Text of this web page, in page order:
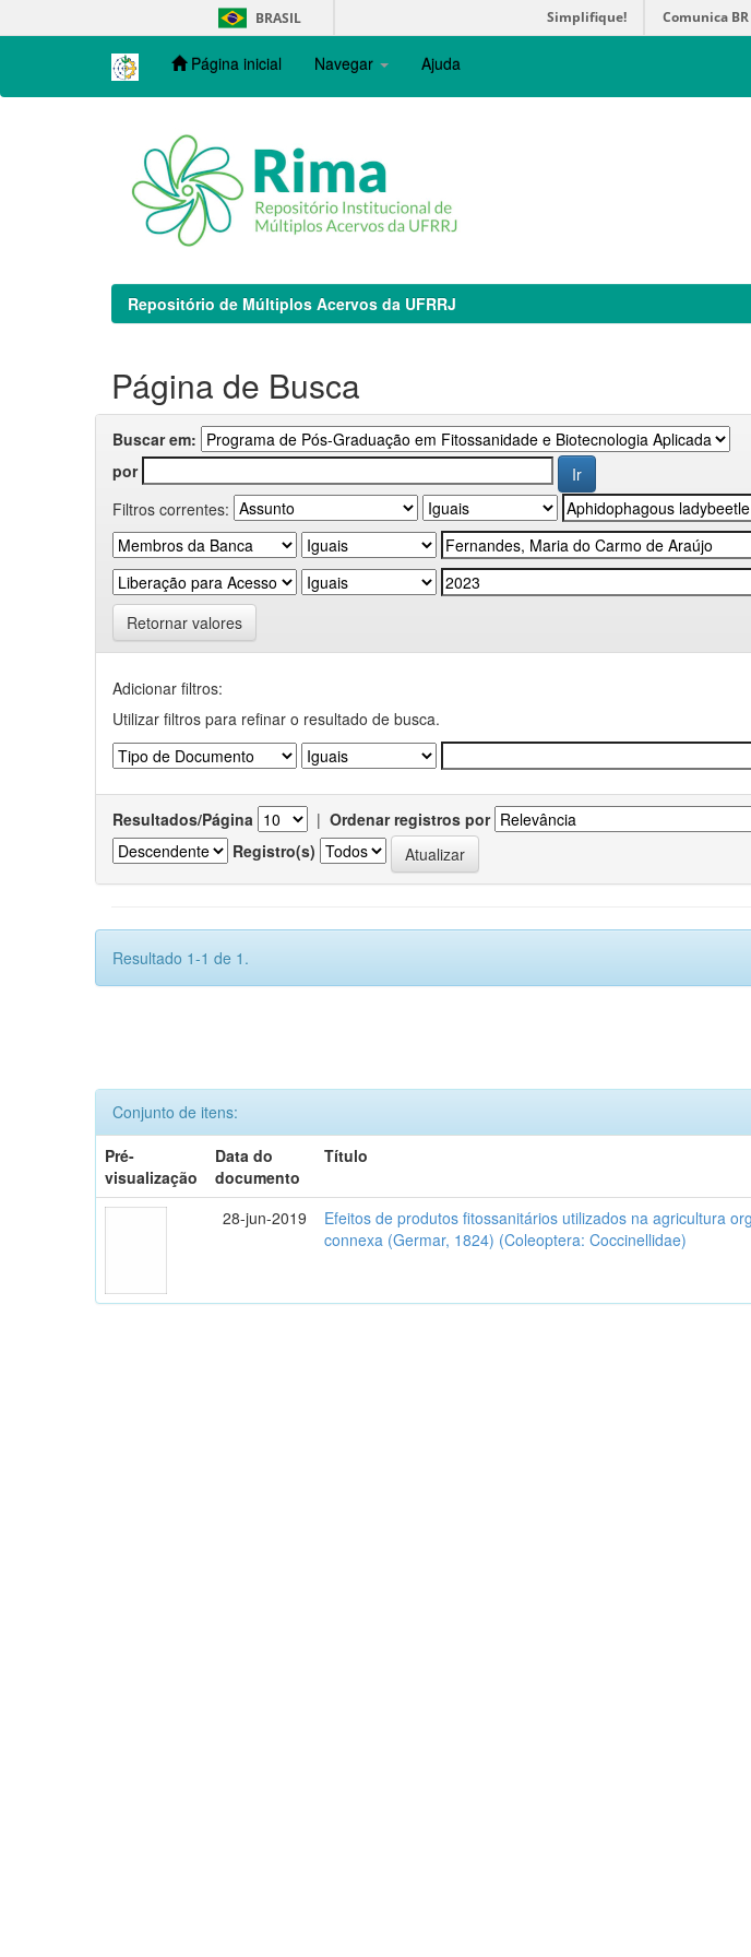
navigation
BRASIL Simplifique! Comunica BR
Página inicial Navegar Ajuda
Repositório de Múltiplos Acervos da UFRRJ
Página de Busca
Buscar em:
por
Filtros correntes:
Retornar valores
Adicionar filtros:
Utilizar filtros para refinar o resultado de busca.
Resultados/Página | Ordenar registros por
Registro(s)
Resultado 1-1 de 1.
Conjunto de itens:
Pré-
visualização
Data do
documento
Título
28-jun-2019
Efeitos de produtos fitossanitários utilizados na agricultura
connexa (Germar, 1824) (Coleoptera: Coccinellidae)